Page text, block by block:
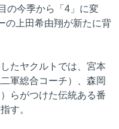
の今季から「4」に変
の上田希由翔が新たに背
たヤクルトでは、宮本
軍総合コーチ）、森岡
らがつけた伝統ある番
す。